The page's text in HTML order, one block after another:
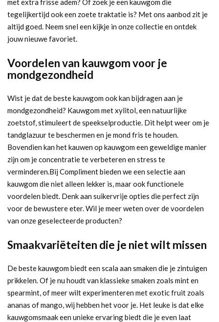
met extra frisse adem? Of zoek je een kauwgom die
tegelijkertijd ook een zoete traktatie is? Met ons aanbod zit je
altijd goed. Neem snel een kijkje in onze collectie en ontdek
jouw nieuwe favoriet.
Voordelen van kauwgom voor je
mondgezondheid
Wist je dat de beste kauwgom ook kan bijdragen aan je
mondgezondheid? Kauwgom met xylitol, een natuurlijke
zoetstof, stimuleert de speekselproductie. Dit helpt weer om je
tandglazuur te beschermen en je mond fris te houden.
Bovendien kan het kauwen op kauwgom een geweldige manier
zijn om je concentratie te verbeteren en stress te
verminderen.Bij Compliment bieden we een selectie aan
kauwgom die niet alleen lekker is, maar ook functionele
voordelen biedt. Denk aan suikervrije opties die perfect zijn
voor de bewustere eter. Wil je meer weten over de voordelen
van onze geselecteerde producten?
Smaakvariëteiten die je niet wilt missen
De beste kauwgom biedt een scala aan smaken die je zintuigen
prikkelen. Of je nu houdt van klassieke smaken zoals mint en
spearmint, of meer wilt experimenteren met exotic fruit zoals
ananas of mango, wij hebben het voor je. Het leuke is dat elke
kauwgomsmaak een unieke ervaring biedt die je even laat